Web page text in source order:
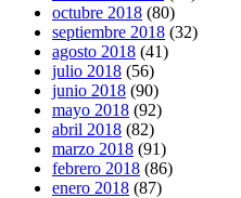
octubre 2018 (80)
septiembre 2018 (32)
agosto 2018 (41)
julio 2018 (56)
junio 2018 (90)
mayo 2018 (92)
abril 2018 (82)
marzo 2018 (91)
febrero 2018 (86)
enero 2018 (87)